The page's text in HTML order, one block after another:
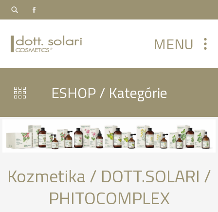
MENU
ESHOP / Kategórie
Kozmetika / DOTT.SOLARI /
PHITOCOMPLEX